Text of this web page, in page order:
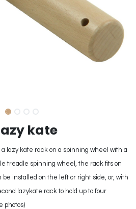
kate
lazy kate rack on a spinning wheel with a
treadle spinning wheel, the rack fits on
installed on the left or right side, or, with
lazykate rack to hold up to four
photos)